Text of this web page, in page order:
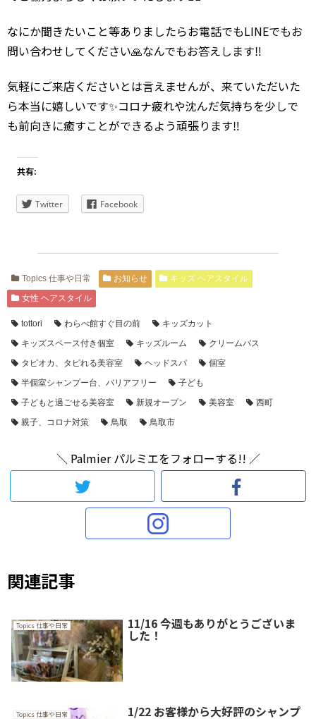
なにか聞きたいこと等ありましたらお電話でもLINEでもお
問い合わせしてください🙏なんでもお答えします‼️
気軽にご来店くださいとは言えませんが、来ていただいた
ら本当に嬉しいです✨コロナ疲れや沈んだ気持ちを少しで
も前向きに癒すことができるよう頑張ります‼️
共有:
Twitter Facebook
Topics 仕事や日常 お知らせ
キッズ ヘアスタイル
女性 ヘアスタイル
tottori わらべ館すぐ目の前
キッズカット
キッズスペース付き個室
キッズルーム
クリームバス
タピオカ、タピれる美容室
ヘッドスパ
個室
半個室シャンプー台、バリアフリー
子ども
子どもと過ごせる美容室
新規オープン 美容室
西町
親子、コロナ対策
鳥取 鳥取市
＼ Palmier パルミエをフォローする!! ／
関連記事
Topics 仕事や日常 11/16 今週もありがとうございま
した！
Topics 仕事や日常 1/22 お客様から大好評のシャンプ